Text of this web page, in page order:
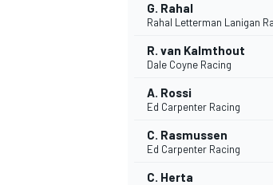
FÓRMULA E
G. Rahal
Rahal Letterman Lanigan
R. van Kalmthout
Dale Coyne Racing
A. Rossi
Ed Carpenter Racing
C. Rasmussen
Ed Carpenter Racing
C. Herta